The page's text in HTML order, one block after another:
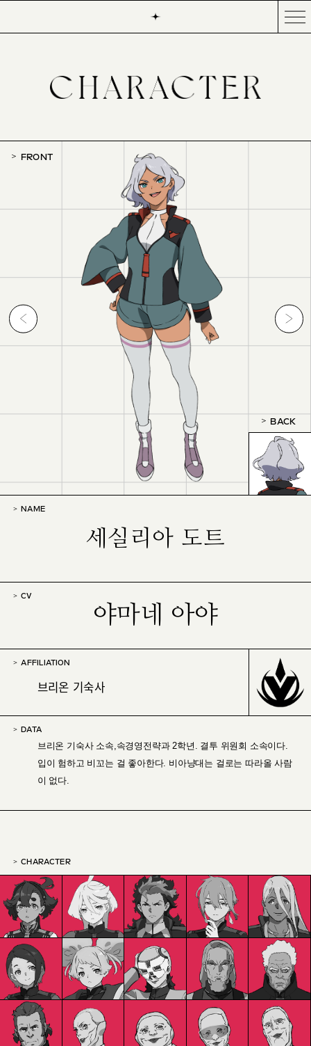
FRONT
BACK
NAME
세실리아 도트
CV
야마네 아야
AFFILIATION
브리온 기숙사
DATA
브리온 기숙사 소속,속경영전략과 2학년. 결투 위원회 소속이다.
입이 험하고 비꼬는 걸 좋아한다. 비아냥대는 걸로는 따라올 사람
이 없다.
CHARACTER